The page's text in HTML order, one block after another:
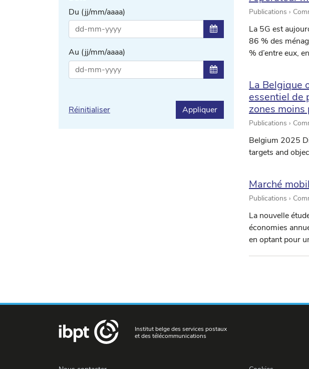
Du (jj/mm/aaaa)
Sélectionner une date ...
Au (jj/mm/aaaa)
Sélectionner une date ...
Réinitialiser Appliquer
Publications ›
La 5G est
86 % des
% d’entre eux,
La Belgique
essentiel de
zones moins
Publications ›
Belgium 2025
targets and
Marché
Publications ›
La nouvelle
économies
en optant pour
Institut belge des services postaux
et des télécommunications